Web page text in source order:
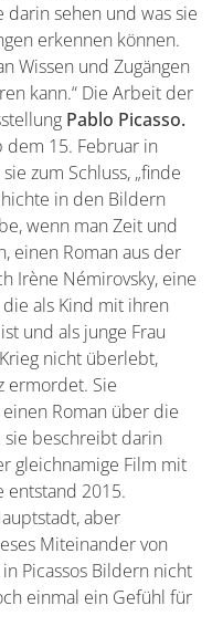
sehen und was sie
erkennen können.
Wissen und Zugängen
kann.“ Die Arbeit der
Pablo Picasso.
dem 15. Februar in
zum Schluss, „finde
in den Bildern
wenn man Zeit und
einen Roman aus der
Irène Némirovsky, eine
als Kind mit ihren
und als junge Frau
nicht überlebt,
ermordet. Sie
Roman über die
beschreibt darin
gleichnamige Film mit
entstand 2015.
aber
Miteinander von
Picassos Bildern nicht
einmal ein Gefühl für